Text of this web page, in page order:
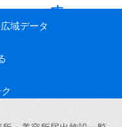
す
域データ